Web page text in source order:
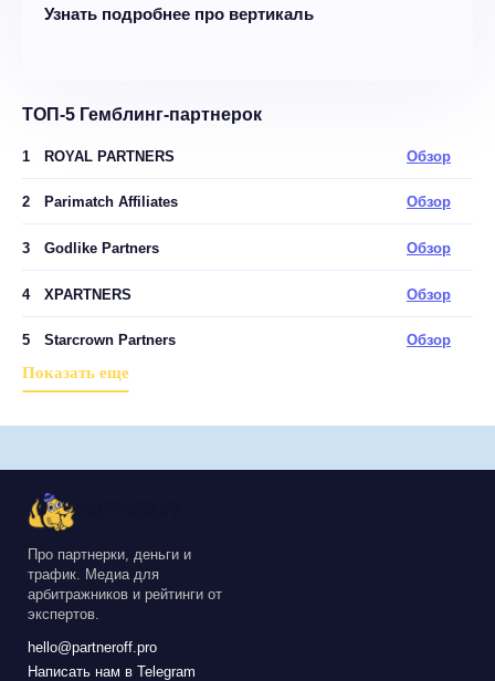
ТОП-5 Гемблинг-партнерок
1 ROYAL PARTNERS Обзор
2 Parimatch Affiliates Обзор
3 Godlike Partners Обзор
4 XPARTNERS Обзор
5 Starcrown Partners Обзор
Показать еще
Узнать подробнее про вертикаль
Про партнерки, деньги и
трафик. Медиа для
арбитражников и рейтинги от
экспертов.
hello@partneroff.pro
Написать нам в Telegram